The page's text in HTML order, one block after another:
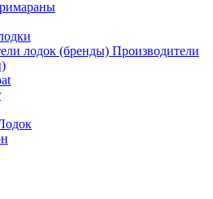
Производители